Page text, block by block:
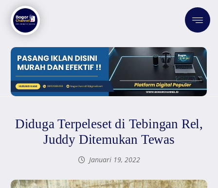
Diduga Terpeleset di Tebingan Rel,
Juddy Ditemukan Tewas
Januari 19, 2022